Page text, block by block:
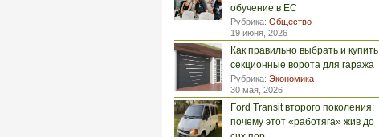
обучение в ЕС
Рубрика: Общество
19 июня, 2026
Как правильно выбрать и купить
секционные ворота для гаража
Рубрика: Экономика
30 мая, 2026
Ford Transit второго поколения:
почему этот «работяга» жив до